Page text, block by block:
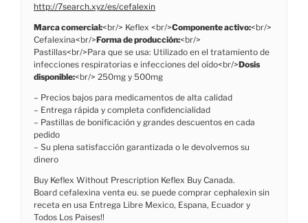
http://7search.xyz/es/cefalexin
Marca comercial:<br/> Keflex <br/>Componente activo:<br/>
Cefalexina<br/>Forma de producción:<br/>
Pastillas<br/>Para que se usa: Utilizado en el tratamiento de
infecciones respiratorias e infecciones del oído<br/>Dosis
disponible:<br/> 250mg y 500mg
– Precios bajos para medicamentos de alta calidad
– Entrega rápida y completa confidencialidad
– Pastillas de bonificación y grandes descuentos en cada
pedido
– Su plena satisfacción garantizada o le devolvemos su
dinero
Buy Keflex Without Prescription Keflex Buy Canada.
Board cefalexina venta eu. se puede comprar cephalexin sin
receta en usa Entrega Libre Mexico, Espana, Ecuador y
Todos Los Paises!!